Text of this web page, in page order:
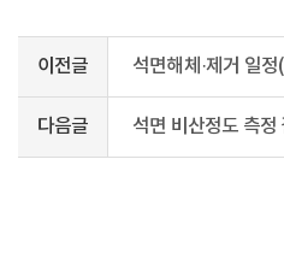
이전글 석면해체·제거 일
다음글 석면 비산정도 측정